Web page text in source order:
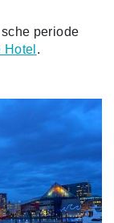
periode
.